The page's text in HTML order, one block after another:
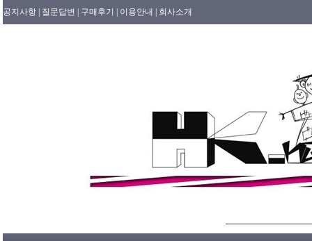
공지사항 | 질문답변 | 구매후기 | 이용안내 | 회사소개